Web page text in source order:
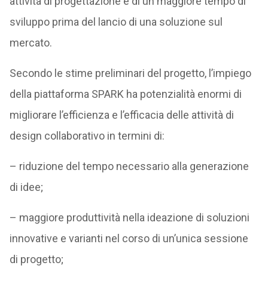
sviluppo prima del lancio di una soluzione sul
mercato.
Secondo le stime preliminari del progetto, l’impiego
della piattaforma SPARK ha potenzialità enormi di
migliorare l’efficienza e l’efficacia delle attività di
design collaborativo in termini di:
– riduzione del tempo necessario alla generazione
di idee;
– maggiore produttività nella ideazione di soluzioni
innovative e varianti nel corso di un’unica sessione
di progetto;